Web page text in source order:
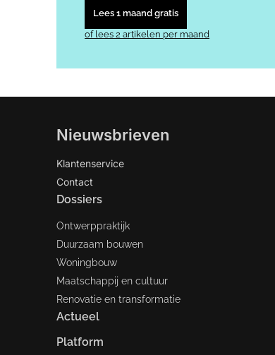
Lees 1 maand gratis
of lees 2 artikelen per maand
Nieuwsbrieven
Klantenservice
Contact
Dossiers
Ontwerppraktijk
Duurzaam bouwen
Woningbouw
Maatschappij en cultuur
Renovatie en transformatie
Actueel
Platform